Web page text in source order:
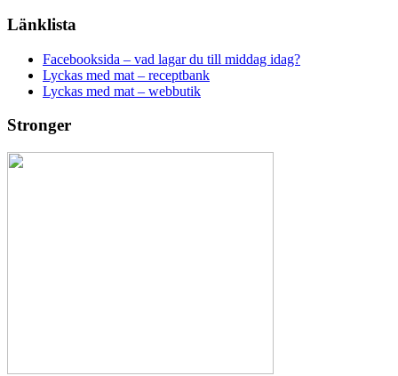
Länklista
Facebooksida – vad lagar du till middag idag?
Lyckas med mat – receptbank
Lyckas med mat – webbutik
Stronger